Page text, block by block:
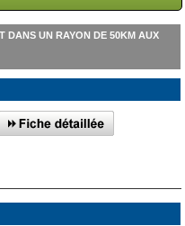
DANS UN RAYON DE 50KM AUX